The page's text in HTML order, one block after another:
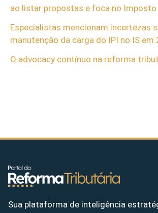
ao listar propostas e foca no Imposto
Especialistas mencionam incertezas
manutenção da carga do IPI no IS em
O advocacy contínuo na reforma
Sua plataforma de inteligência